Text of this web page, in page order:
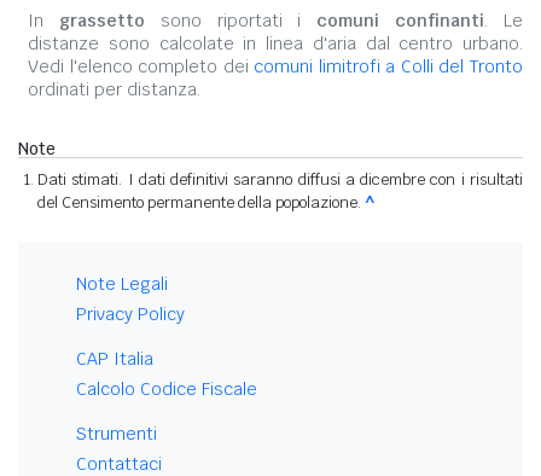
In grassetto sono riportati i comuni confinanti. Le
distanze sono calcolate in linea d'aria dal centro urbano.
Vedi l'elenco completo dei comuni limitrofi a Colli del Tronto
ordinati per distanza.
Note
Dati stimati. I dati definitivi saranno diffusi a dicembre con i risultati
del Censimento permanente della popolazione. ^
Note Legali
Privacy Policy
CAP Italia
Calcolo Codice Fiscale
Strumenti
Contattaci